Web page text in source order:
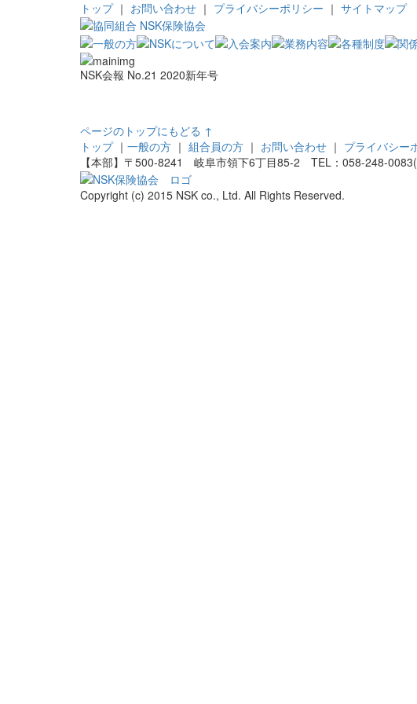
トップ｜ お問い合わせ ｜ プライバシーポリシー ｜ サイトマップ
NSK会報 No.21 2020新年号
ページのトップにもどる ↑
トップ｜ 一般の方 ｜ 組合員の方 ｜ お問い合わせ ｜ プライバシー
【本部】〒500-8241 岐阜市領下6丁目85-2 TEL：058-248-
Copyright (c) 2015 NSK co., Ltd. All Rights Reserved.